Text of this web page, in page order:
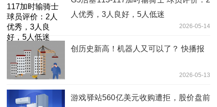
人优秀，3人良好，5人低迷
2026-05-14
创历史新高！机器人又可以了？ 快播报
2026-05-13
游戏驿站560亿美元收购遭拒，股价盘前